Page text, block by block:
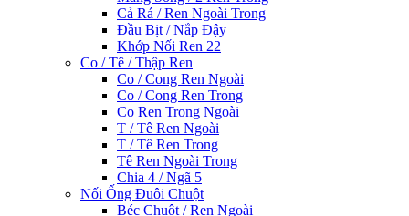
Cả Rá / Ren Ngoài Trong
Đầu Bịt / Nắp Đậy
Khớp Nối Ren 22
Co / Tê / Thập Ren
Co / Cong Ren Ngoài
Co / Cong Ren Trong
Co Ren Trong Ngoài
T / Tê Ren Ngoài
T / Tê Ren Trong
Tê Ren Ngoài Trong
Chia 4 / Ngã 5
Nối Ống Đuôi Chuột
Béc Chuột / Ren Ngoài